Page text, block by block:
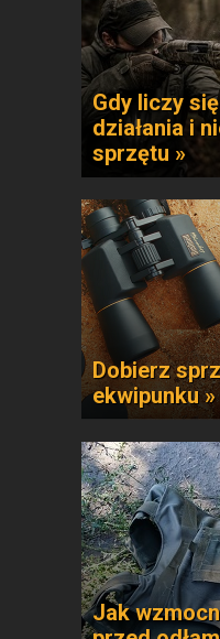
Gdy liczy
działania i
sprzętu »
Dobierz
ekwipunku »
Jak